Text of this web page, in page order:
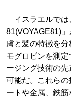
イスラエルでは
81(VOYAGE81)
膚と髪の特徴を
モグロビンを測
ージング技術の
可能だ。これらの
ートや金属、鉄